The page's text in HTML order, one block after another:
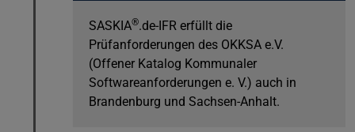
SASKIA®.de-IFR erfüllt die
Prüfanforderungen des OKKSA e.V.
(Offener Katalog Kommunaler
Softwareanforderungen e. V.) auch in
Brandenburg und Sachsen-Anhalt.